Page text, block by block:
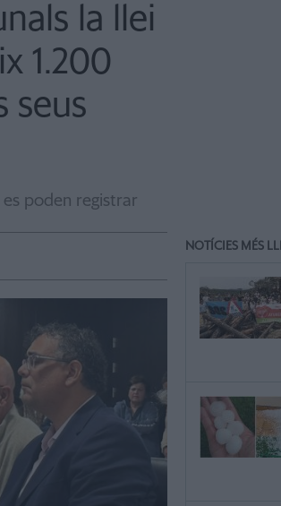
la llei
1.200
seus
poden registrar
NOTÍCIES MÉS